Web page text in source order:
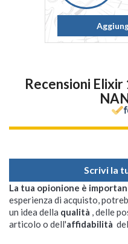
Recensioni
Scrivi la
La tua opionione è
esperienza di acquisto,
un idea della qualità , delle
articolo o dell'affidabilità